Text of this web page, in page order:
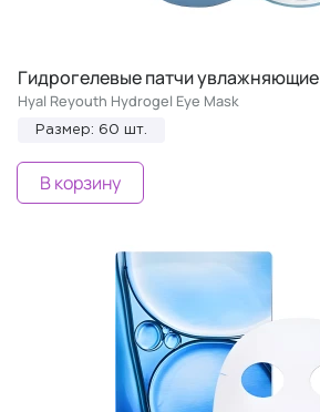
Гидрогелевые патчи увлажняющие
Hyal Reyouth Hydrogel Eye Mask
Размер: 60 шт.
В корзину